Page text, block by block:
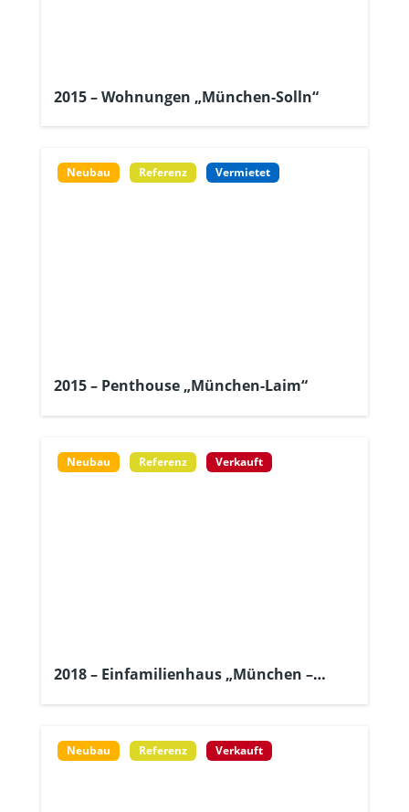
2015 – Wohnungen „München-Solln“
Neubau Referenz Vermietet
2015 – Penthouse „München-Laim“
Neubau Referenz Verkauft
2018 – Einfamilienhaus „München –
Neubau Referenz Verkauft